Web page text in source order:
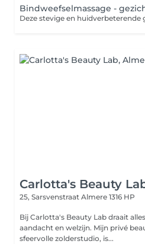
Bindweefselmassage -
Carlotta's Beauty
25, Sarsvenstraat Almere 1316 HP
Bij Carlotta's Beauty Lab draait
aandacht en welzijn. Mijn privé
sfeervolle zolderstudio, is...